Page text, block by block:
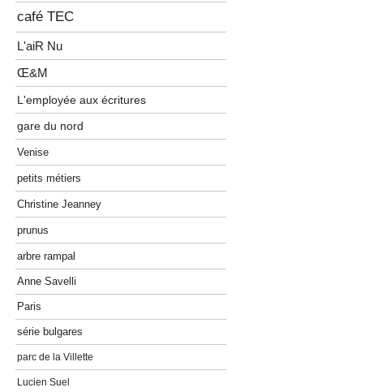
café TEC
L'aiR Nu
Œ&M
L'employée aux écritures
gare du nord
Venise
petits métiers
Christine Jeanney
prunus
arbre rampal
Anne Savelli
Paris
série bulgares
parc de la Villette
Lucien Suel